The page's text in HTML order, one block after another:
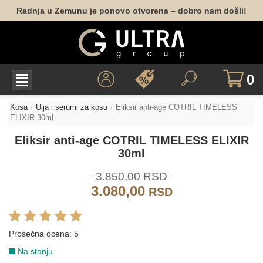
Radnja u Zemunu je ponovo otvorena – dobro nam došli!
0
Kosa Ulja i serumi za kosu
Eliksir anti-age COTRIL TIMELESS
ELIXIR 30ml
Eliksir anti-age COTRIL TIMELESS ELIXIR
30ml
3.850,00 RSD
3.080,00RSD
Prosečna ocena: 5
Na stanju